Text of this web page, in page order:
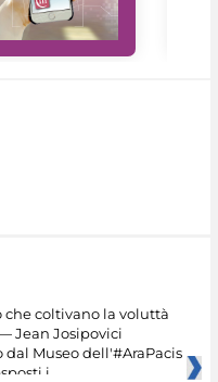
che coltivano la voluttà
Jean Josipovici
Museo dell'#AraPacis
i